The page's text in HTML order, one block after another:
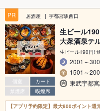
PR 居酒屋 宇都宮駅西口
個室
カード
禁煙席
喫煙席
生ビール
大衆酒泉テ
生ビール190円!
2001～
1501～
東武宇都
【アプリ予約限定】最大800ポイント還